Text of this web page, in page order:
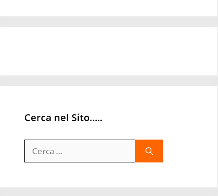
Cerca nel Sito…..
per: